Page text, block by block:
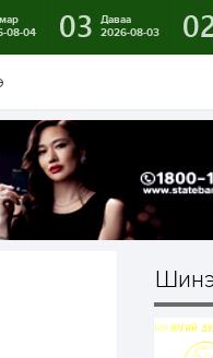
08-04
03
Даваа
2026-08-03